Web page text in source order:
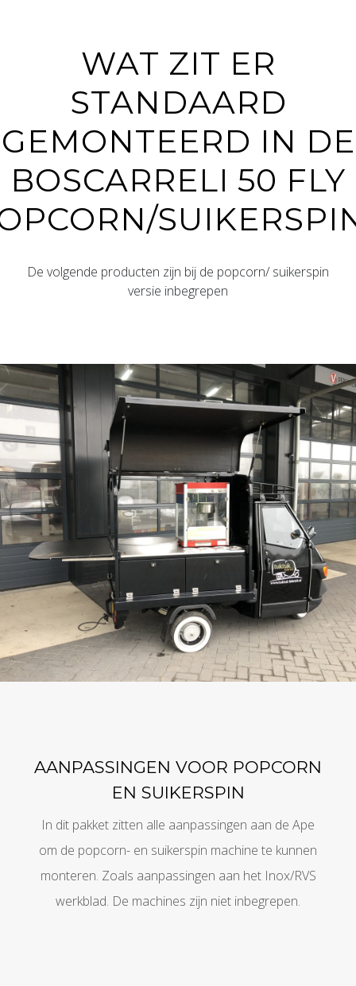
WAT ZIT ER
STANDAARD
GEMONTEERD IN DE
BOSCARRELI 50 FLY
De volgende producten zijn bij de popcorn/ suikerspin
versie inbegrepen
AANPASSINGEN VOOR POPCORN
EN SUIKERSPIN
In dit pakket zitten alle aanpassingen aan de Ape
om de popcorn- en suikerspin machine te kunnen
monteren. Zoals aanpassingen aan het Inox/RVS
werkblad. De machines zijn niet inbegrepen.